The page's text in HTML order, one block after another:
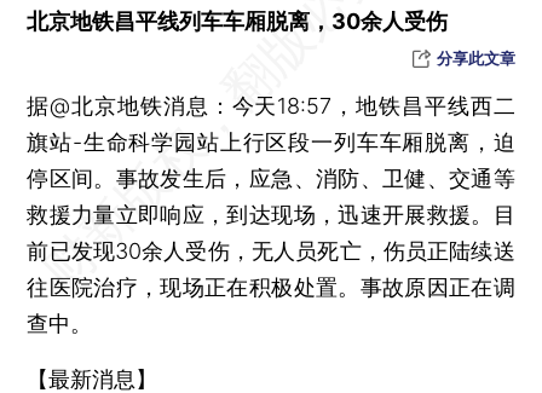
在北京市顺义区某医院工作的一男子因泄露患者病历被行拘
暴雪寒潮大风三预警齐发 陕鄂豫等地局地有大暴雪或特大暴雪
史上首次 山东济南发布暴雪红色预警
辽宁沈阳一车辆加气过程中发生爆燃 致2人死亡6人受伤
晨读荐闻（国内、国际、市场消息34条）
北京地铁昌平线列车车厢脱离，30余人受伤
分享此文章
据@北京地铁消息：今天18:57，地铁昌平线西二
旗站-生命科学园站上行区段一列车车厢脱离，迫
停区间。事故发生后，应急、消防、卫健、交通等
救援力量立即响应，到达现场，迅速开展救援。目
前已发现30余人受伤，无人员死亡，伤员正陆续送
往医院治疗，现场正在积极处置。事故原因正在调
查中。
【最新消息】